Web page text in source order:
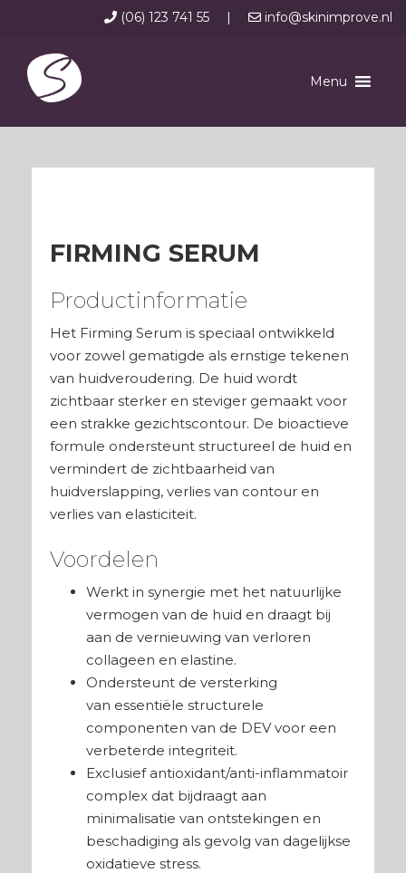
(06) 123 741 55 | info@skinimprove.nl
Menu
FIRMING SERUM
Productinformatie
Het Firming Serum is speciaal ontwikkeld
voor zowel gematigde als ernstige tekenen
van huidveroudering. De huid wordt
zichtbaar sterker en steviger gemaakt voor
een strakke gezichtscontour. De bioactieve
formule ondersteunt structureel de huid en
vermindert de zichtbaarheid van
huidverslapping, verlies van contour en
verlies van elasticiteit.
Voordelen
Werkt in synergie met het natuurlijke
vermogen van de huid en draagt bij
aan de vernieuwing van verloren
collageen en elastine.
Ondersteunt de versterking
van essentiële structurele
componenten van de DEV voor een
verbeterde integriteit.
Exclusief antioxidant/anti-inflammatoir
complex dat bijdraagt aan
minimalisatie van ontstekingen en
beschadiging als gevolg van dagelijkse
oxidatieve stress.